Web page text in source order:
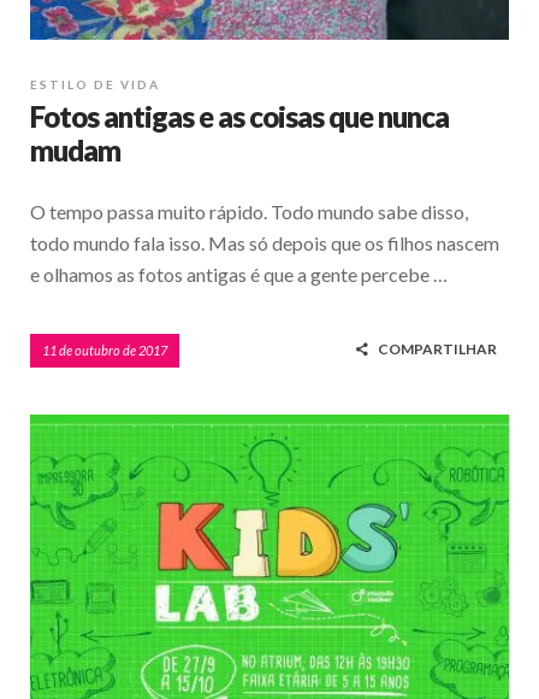
ESTILO DE VIDA
Fotos antigas e as coisas que nunca
mudam
O tempo passa muito rápido. Todo mundo sabe disso,
todo mundo fala isso. Mas só depois que os filhos nascem
e olhamos as fotos antigas é que a gente percebe …
11 de outubro de 2017 COMPARTILHAR